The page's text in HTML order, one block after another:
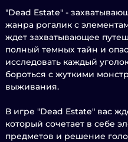
"Dead Estate" -
жанра рогалик с
ждет захватывающее
полный темных тайн и
исследовать каждый
бороться с жуткими
выживания.
В игре "Dead Estate" вас
который сочетает в себе
предметов и решение